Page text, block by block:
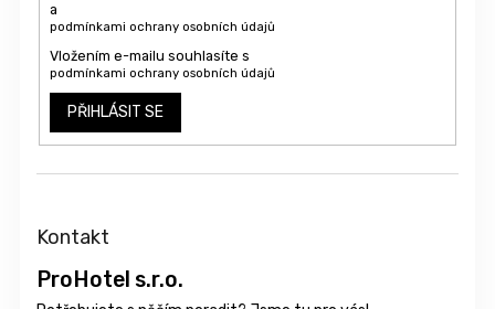
a
podmínkami ochrany osobních údajů
Vložením e-mailu souhlasíte s
podmínkami ochrany osobních údajů
PŘIHLÁSIT SE
Kontakt
ProHotel s.r.o.